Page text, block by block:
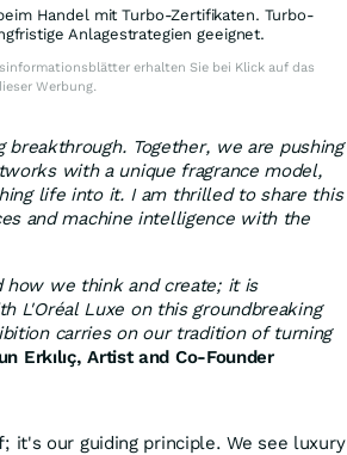
Handel mit Turbo-Zertifikaten. Turbo-
Anlagestrategien geeignet.
erhalten Sie bei Klick auf das
Werbung.
Together, we are pushing
with a unique fragrance model,
life into it. I am thrilled to share this
and machine intelligence with the
how we think and create; it is
L'Oréal Luxe on this groundbreaking
carries on our tradition of turning
Erkılıç, Artist and Co-Founder
it's our guiding principle. We see luxury